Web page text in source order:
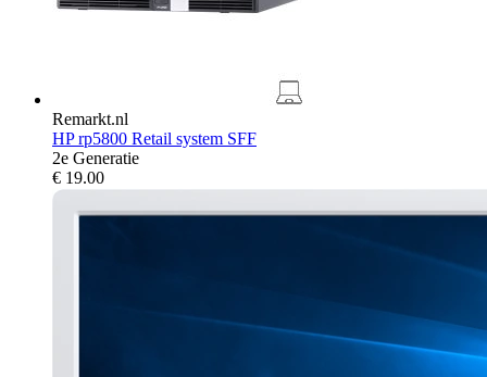
Remarkt.nl
HP rp5800 Retail system SFF
2e Generatie
€ 19.00